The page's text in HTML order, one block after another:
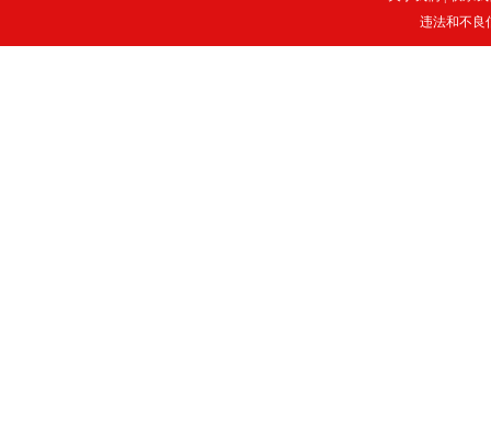
违法和不良